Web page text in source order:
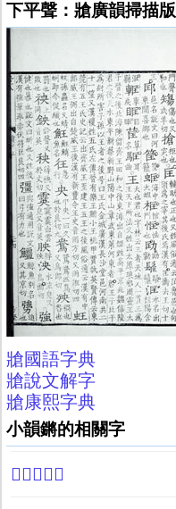
下平聲：牄廣韻掃描版
牄國語字典
牄說文解字
牄康熙字典
小韻鏘的相關字
𥏻廣韻解釋